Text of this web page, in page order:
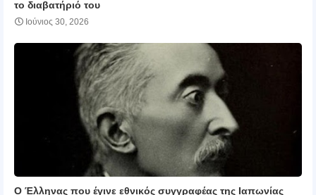
το διαβατήριό του
Ιούνιος 30, 2026
Ο Έλληνας που έγινε εθνικός συγγραφέας της Ιαπωνίας